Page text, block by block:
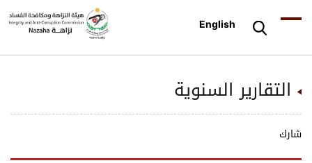
English
التقارير السنوية
شارك